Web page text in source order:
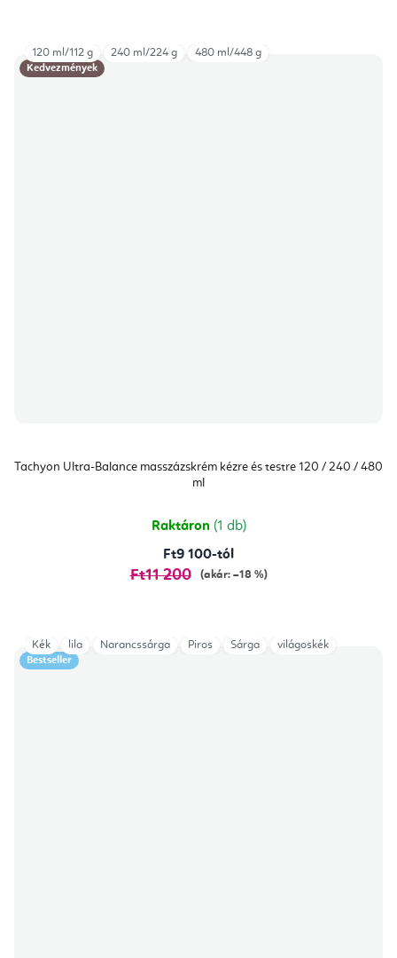
Kedvezmények
Tachyon Ultra-Balance masszázskrém kézre és testre 120 / 240 / 480
ml
Raktáron (1 db)
Ft9 100-tól
Ft11 200 (akár: –18 %)
120 ml/112 g 240 ml/224 g 480 ml/448 g
Bestseller
Kék lila Narancssárga Piros Sárga világoskék